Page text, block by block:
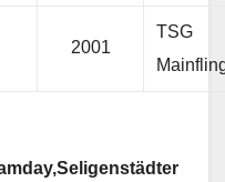
2001
TSG